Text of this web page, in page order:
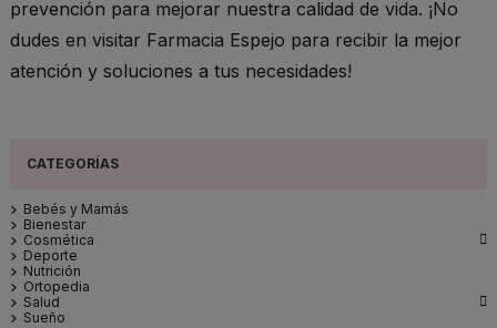
prevención para mejorar nuestra calidad de vida. ¡No
dudes en visitar Farmacia Espejo para recibir la mejor
atención y soluciones a tus necesidades!
Bebés y Mamás
Bienestar
Cosmética

Deporte
Nutrición
Ortopedia
Salud

Sueño